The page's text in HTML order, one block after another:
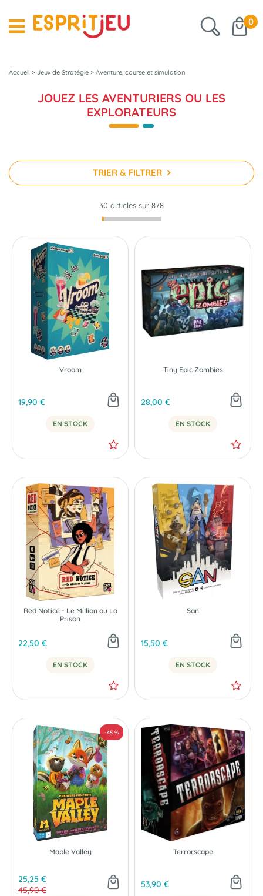
0
Accueil > Jeux de Stratégie > Aventure, course et simulation
JOUEZ LES AVENTURIERS OU LES
EXPLORATEURS
TRIER & FILTRER
30 articles sur 878
Vroom
19,90 €
EN STOCK
Tiny Epic Zombies
28,00 €
EN STOCK
Red Notice - Le Million ou La
Prison
22,50 €
EN STOCK
San
15,50 €
EN STOCK
Maple Valley
25,25 €
45,90 €
Terrorscape
53,90 €